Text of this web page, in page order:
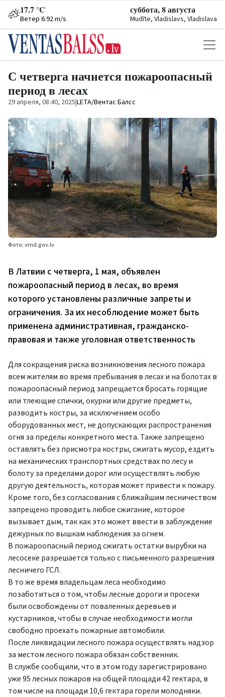
17.7 °C
Ветер 6.92 m/s
суббота, 8 августа
Mudīte, Vladislavs, Vladislava
С четверга начнется пожароопасный
период в лесах
29 апреля, 08:40, 2025|LETA/Вентас Балсс
Фото: vmd.gov.lv
В Латвии с четверга, 1 мая, объявлен
пожароопасный период в лесах, во время
которого установлены различные запреты и
ограничения. За их несоблюдение может быть
применена административная, гражданско-
правовая и также уголовная ответственность
Для сокращения риска возникновения лесного пожара
всем жителям во время пребывания в лесах и на болотах в
пожароопасный период запрещается бросать горящие
или тлеющие спички, окурки или другие предметы,
разводить костры, за исключением особо
оборудованных мест, не допускающих распространения
огня за пределы конкретного места. Также запрещено
оставлять без присмотра костры, сжигать мусор, ездить
на механических транспортных средствах по лесу и
болоту за пределами дорог или осуществлять любую
другую деятельность, которая может привести к пожару.
Кроме того, без согласования с ближайшим лесничеством
запрещено проводить любое сжигание, которое
вызывает дым, так как это может ввести в заблуждение
дежурных по вышкам наблюдения за огнем.
В пожароопасный период сжигать остатки вырубки на
лесосеке разрешается только с письменного разрешения
лесничего ГСЛ.
В то же время владельцам леса необходимо
позаботиться о том, чтобы лесные дороги и просеки
были освобождены от поваленных деревьев и
кустарников, чтобы в случае необходимости могли
свободно проехать пожарные автомобили.
После ликвидации лесного пожара осуществлять надзор
за местом лесного пожара обязан собственник.
В службе сообщили, что в этом году зарегистрировано
уже 95 лесных пожаров на общей площади 42 гектара, в
том числе на площади 10,6 гектара горели молодняки.